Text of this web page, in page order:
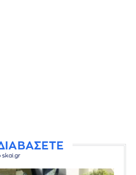
skai.gr